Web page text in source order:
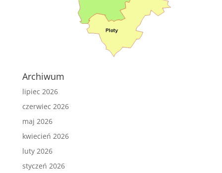
Archiwum
lipiec 2026
czerwiec 2026
maj 2026
kwiecień 2026
luty 2026
styczeń 2026